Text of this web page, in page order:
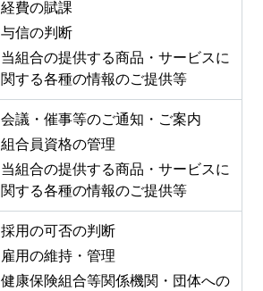
経費の賦課
与信の判断
当組合の提供する商品・サービスに
関する各種の情報のご提供等
会議・催事等のご通知・ご案内
組合員資格の管理
当組合の提供する商品・サービスに
関する各種の情報のご提供等
採用の可否の判断
雇用の維持・管理
健康保険組合等関係機関・団体への